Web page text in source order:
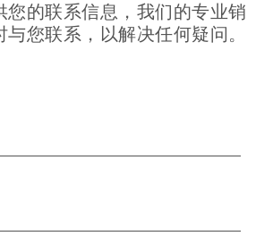
您的联系信息，我们的专业销
您联系，以解决任何疑问。